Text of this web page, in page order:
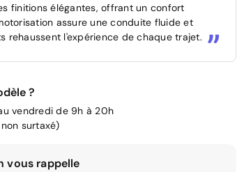
finitions élégantes, offrant un confort
assure une conduite fluide et
rehaussent l'expérience de chaque trajet.
?
vendredi de 9h à 20h
surtaxé)
vous rappelle